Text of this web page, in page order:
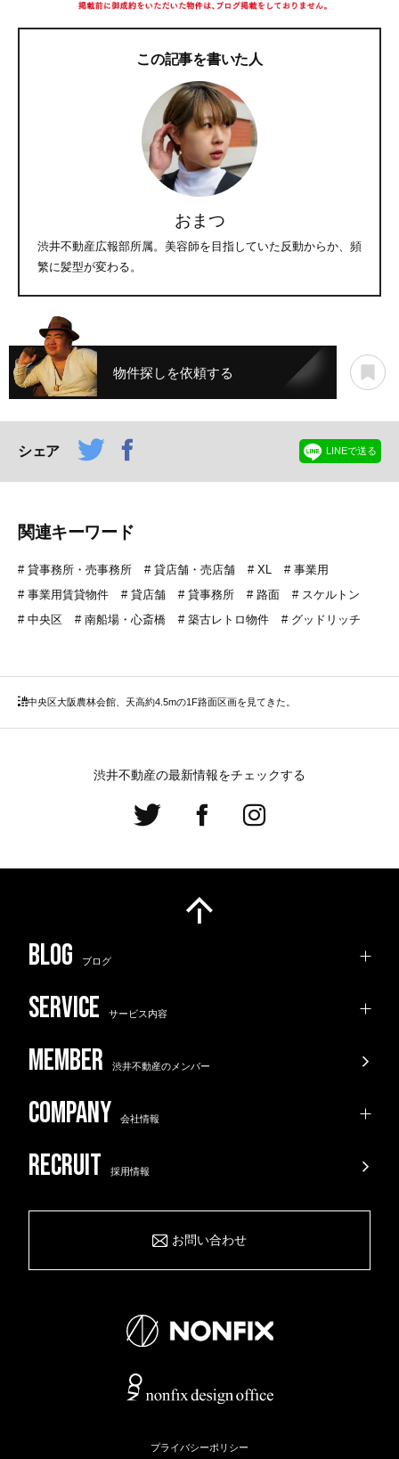
この記事を書いた人
おまつ
渋井不動産広報部所属。美容師を目指していた反動からか、頻
繁に髪型が変わる。
物件探しを依頼する
シェア LINEで送る
関連キーワード
貸事務所・売事務所 貸店舗・売店舗 XL
事業用
事業用賃貸物件
貸店舗 貸事務所 路面
スケルトン
中央区
南船場・心斎橋 築古レトロ物件 グッドリッチ
大阪農林会館、天高約4.5mの1F路面区画を見てきた。
中央区
渋井不動産の最新情報をチェックする
ブログ
サービス内容
渋井不動産のメンバー
会社情報
採用情報
お問い合わせ
プライバシーポリシー